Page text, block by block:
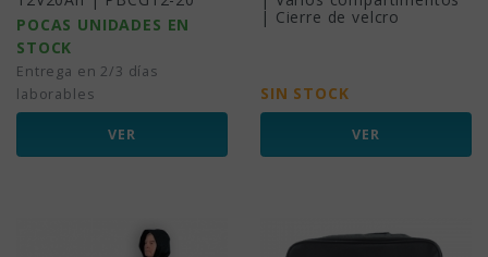
POCAS UNIDADES EN
STOCK
Entrega en 2/3 días
laborables
VER
| Cierre de velcro
SIN STOCK
VER